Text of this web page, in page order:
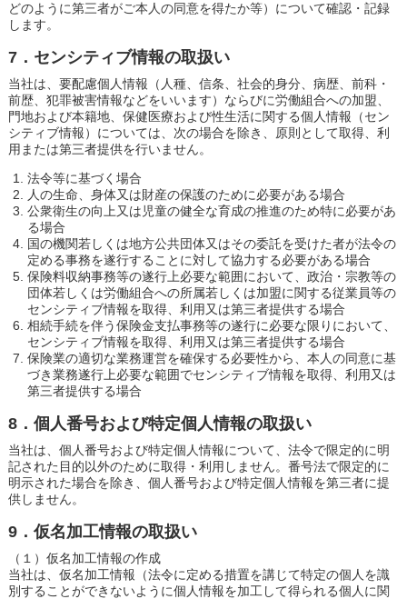
どのように第三者がご本人の同意を得たか等）について確認・記録
します。
7．センシティブ情報の取扱い
当社は、要配慮個人情報（人種、信条、社会的身分、病歴、前科・
前歴、犯罪被害情報などをいいます）ならびに労働組合への加盟、
門地および本籍地、保健医療および性生活に関する個人情報（セン
シティブ情報）については、次の場合を除き、原則として取得、利
用または第三者提供を行いません。
法令等に基づく場合
人の生命、身体又は財産の保護のために必要がある場合
公衆衛生の向上又は児童の健全な育成の推進のため特に必要があ
る場合
国の機関若しくは地方公共団体又はその委託を受けた者が法令の
定める事務を遂行することに対して協力する必要がある場合
保険料収納事務等の遂行上必要な範囲において、政治・宗教等の
団体若しくは労働組合への所属若しくは加盟に関する従業員等の
センシティブ情報を取得、利用又は第三者提供する場合
相続手続を伴う保険金支払事務等の遂行に必要な限りにおいて、
センシティブ情報を取得、利用又は第三者提供する場合
保険業の適切な業務運営を確保する必要性から、本人の同意に基
づき業務遂行上必要な範囲でセンシティブ情報を取得、利用又は
第三者提供する場合
8．個人番号および特定個人情報の取扱い
当社は、個人番号および特定個人情報について、法令で限定的に明
記された目的以外のために取得・利用しません。番号法で限定的に
明示された場合を除き、個人番号および特定個人情報を第三者に提
供しません。
9．仮名加工情報の取扱い
（１）仮名加工情報の作成
当社は、仮名加工情報（法令に定める措置を講じて特定の個人を識
別することができないように個人情報を加工して得られる個人に関